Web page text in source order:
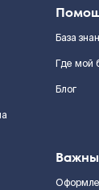
База
Где мой
Блог